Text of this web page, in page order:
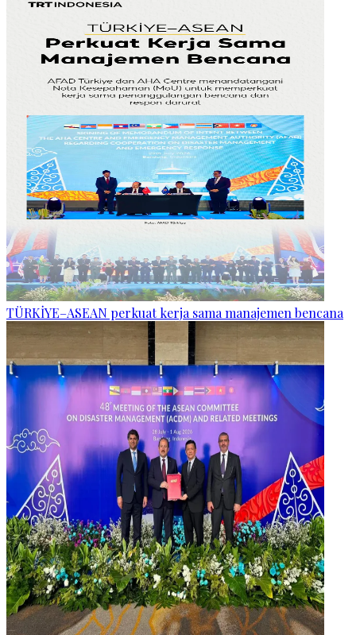
TÜRKİYE–ASEAN perkuat kerja sama manajemen bencana